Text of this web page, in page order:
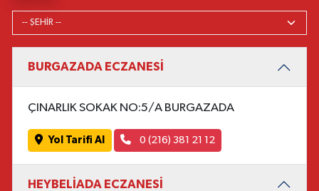
BURGAZADA ECZANESİ
ÇINARLIK SOKAK NO:5/A BURGAZADA
Yol Tarifi Al 0 (216) 381 21 12
HEYBELİADA ECZANESİ